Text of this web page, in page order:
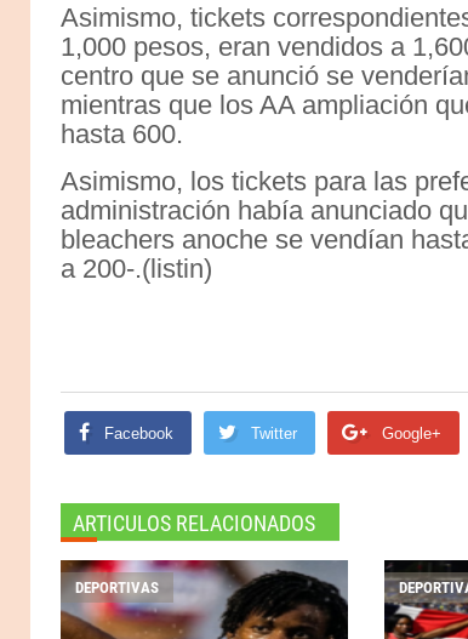
Asimismo, tickets
1,000 pesos, eran vendidos a
centro que se anunció se
mientras que los AA ampliación
hasta 600.
Asimismo, los tickets para las
administración había anunciado
bleachers anoche se vendían
a 200-.(listin)
Facebook Twitter Google+
ARTICULOS RELACIONADOS
DEPORTIVAS